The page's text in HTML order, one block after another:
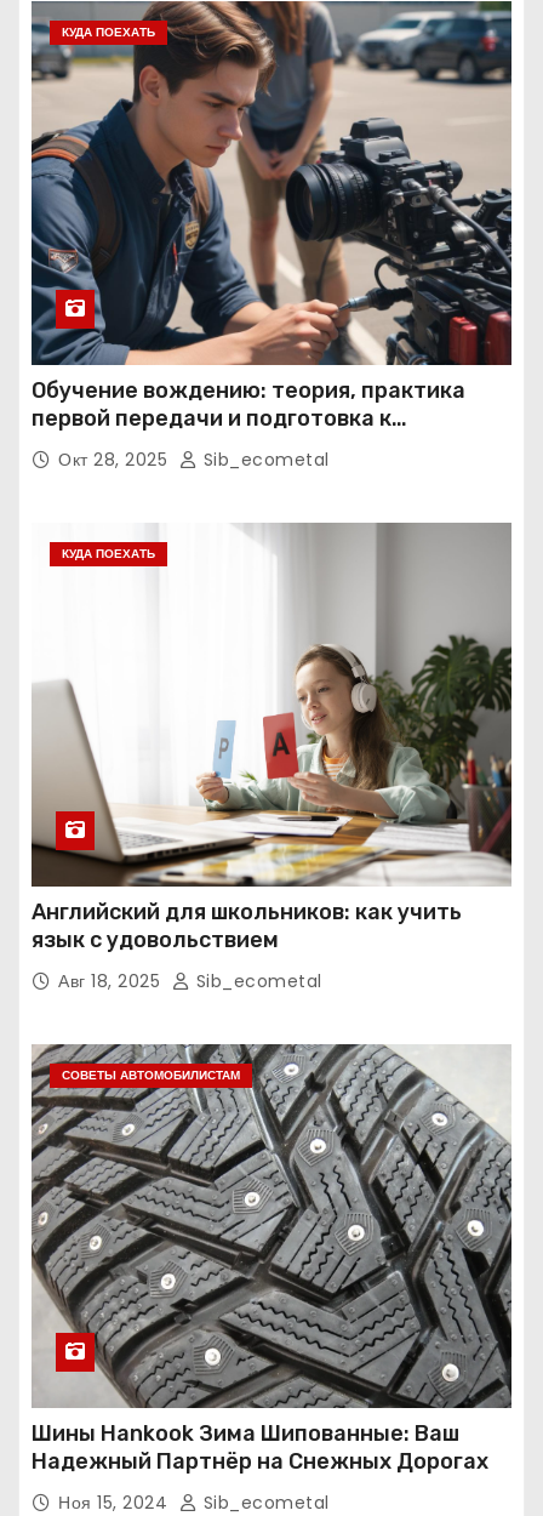
КУДА ПОЕХАТЬ
Обучение вождению: теория, практика
первой передачи и подготовка к
экзаменам
Окт 28, 2025 Sib_ecometal
КУДА ПОЕХАТЬ
Английский для школьников: как учить
язык с удовольствием
Авг 18, 2025 Sib_ecometal
СОВЕТЫ АВТОМОБИЛИСТАМ
Шины Hankook Зима Шипованные: Ваш
Надежный Партнёр на Снежных Дорогах
Ноя 15, 2024 Sib_ecometal